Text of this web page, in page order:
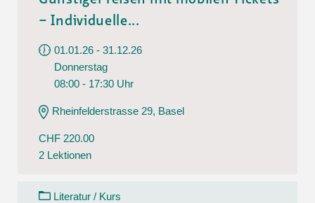
– Individuelle...
01.01.26 - 31.12.26
Donnerstag
08:00 - 17:30 Uhr
Rheinfelderstrasse 29, Basel
CHF 220.00
2 Lektionen
Literatur / Kurs